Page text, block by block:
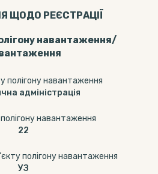
ЩОДО РЕЄСТРАЦІЇ
навантаження/
полігону навантаження
адміністрація
навантаження
22
полігону навантаження
УЗ